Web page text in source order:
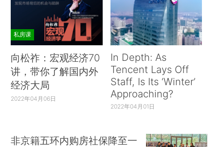
私房课
向松祚：宏观经济70
讲，带你了解国内外
经济大局
2022年04月06日
In Depth: As
Tencent Lays Off
Staff, Is Its ‘Winter’
Approaching?
2022年04月01日
非京籍五环内购房社保降至一